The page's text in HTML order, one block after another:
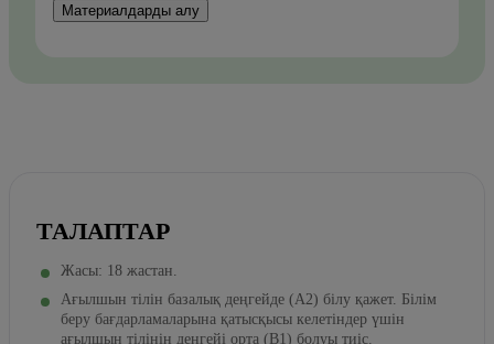
Материалдарды алу
ТАЛАПТАР
Жасы: 18 жастан.
Ағылшын тілін базалық деңгейде (A2) білу қажет. Білім
беру бағдарламаларына қатысқысы келетіндер үшін
ағылшын тілінің деңгейі орта (B1) болуы тиіс.